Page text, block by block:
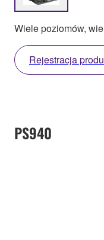
Wiele poziomów,
Rejestracja
PS940